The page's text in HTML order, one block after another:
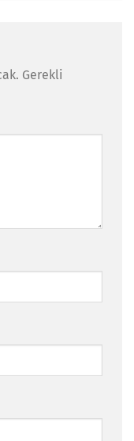
Gerekli